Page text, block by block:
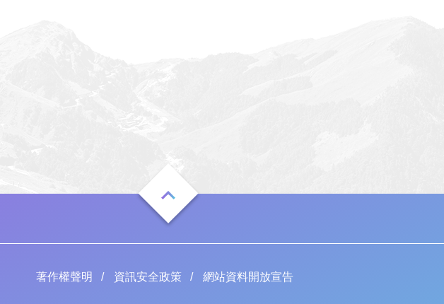
著作權聲明 資訊安全政策 網站資料開放宣告